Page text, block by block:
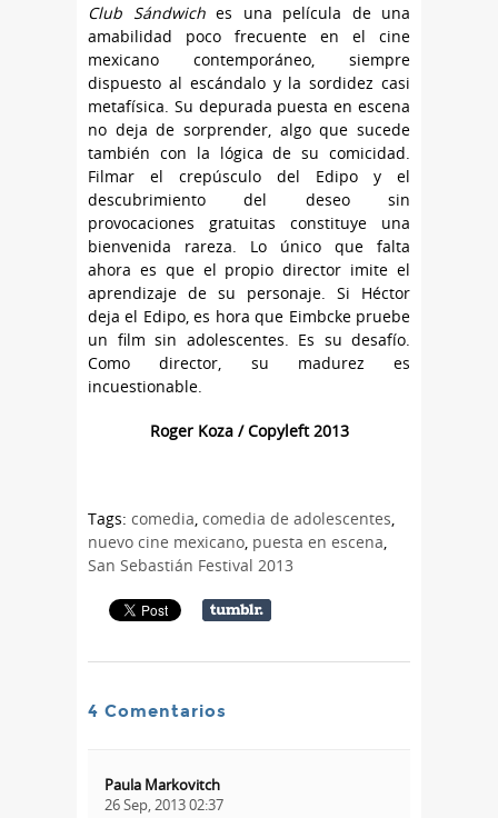
Club Sándwich es una película de una
amabilidad poco frecuente en el cine
mexicano contemporáneo, siempre
dispuesto al escándalo y la sordidez casi
metafísica. Su depurada puesta en escena
no deja de sorprender, algo que sucede
también con la lógica de su comicidad.
Filmar el crepúsculo del Edipo y el
descubrimiento del deseo sin
provocaciones gratuitas constituye una
bienvenida rareza. Lo único que falta
ahora es que el propio director imite el
aprendizaje de su personaje. Si Héctor
deja el Edipo, es hora que Eimbcke pruebe
un film sin adolescentes. Es su desafío.
Como director, su madurez es
incuestionable.
Roger Koza / Copyleft 2013
Tags: comedia comedia de adolescentes
nuevo cine mexicano puesta en escena
San Sebastián Festival 2013
4 Comentarios
Paula Markovitch
26 Sep, 2013 02:37